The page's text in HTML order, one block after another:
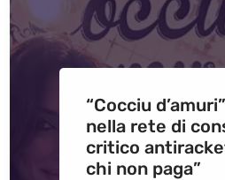
“Cocciu
nella rete di
critico
chi non paga”